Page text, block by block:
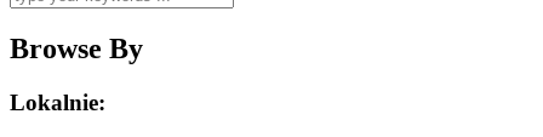
Browse By
Lokalnie: